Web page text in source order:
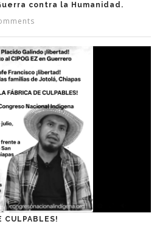
contra la Humanidad.
CULPABLES!